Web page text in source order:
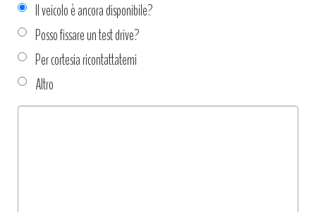
Il veicolo è ancora disponibile?
Posso fissare un test drive?
Per cortesia ricontattatemi
Altro
Tipo